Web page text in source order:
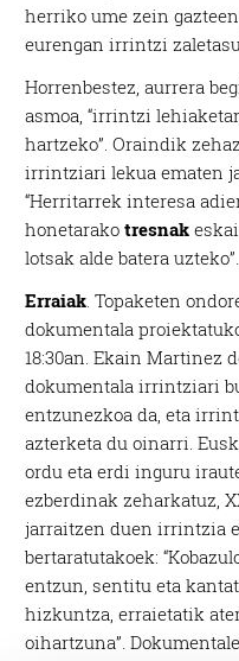
herriko ume zein
eurengan irrintzi
Horrenbestez, aurrera
asmoa, “irrintzi
hartzeko”. Oraindik
irrintziari lekua ematen
“Herritarrek interesa
honetarakotresnak
lotsak alde batera uzteko”.
Erraiak.Topaketen
dokumentala
18:30an. Ekain Martinez
dokumentala irrintziari
entzunezkoa da, eta
azterketa du oinarri.
ordu eta erdi inguru
ezberdinak zeharkatuz,
jarraitzen duen irrintzia
bertaratutakoek:
entzun, sentitu eta
hizkuntza, erraietatik
oihartzuna”.